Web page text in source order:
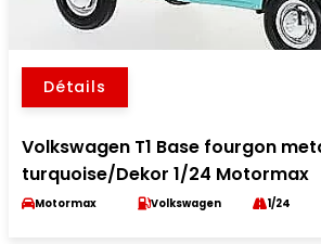
Détails
Volkswagen T1 Base fourgon
turquoise/Dekor 1/24 Motormax
Motormax Volkswagen 1/24